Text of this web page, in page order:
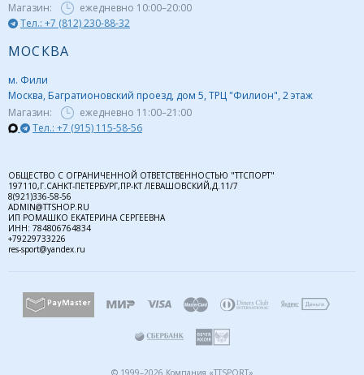
Магазин:
ежедневно 10:00–20:00
Тел.: +7 (812) 230-88-32
МОСКВА
м. Фили
Москва, Багратионовский проезд, дом 5, ТРЦ "Филион", 2 этаж
Магазин:
ежедневно 11:00–21:00
Тел.: +7 (915) 115-58-56
ОБЩЕСТВО С ОГРАНИЧЕННОЙ ОТВЕТСТВЕННОСТЬЮ "ТТСПОРТ"
197110,Г.САНКТ-ПЕТЕРБУРГ,ПР-КТ ЛЕВАШОВСКИЙ,Д.11/7
8(921)336-58-56
ADMIN@TTSHOP.RU
ИП РОМАШКО ЕКАТЕРИНА СЕРГЕЕВНА
ИНН: 784806764834
+79229733226
res-sport@yandex.ru